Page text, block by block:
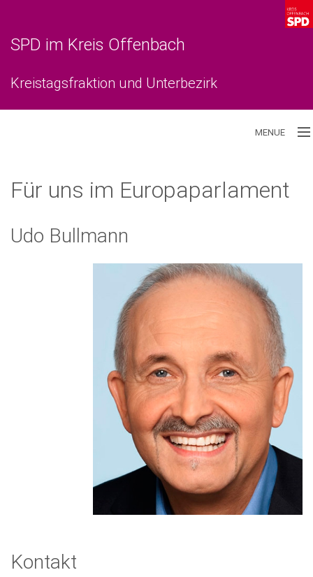
SPD im Kreis Offenbach
Kreistagsfraktion und Unterbezirk
MENUE
Unterbezirk
Kreistagsfraktion
Für uns im Europaparlament
Udo Bullmann
Kontakt